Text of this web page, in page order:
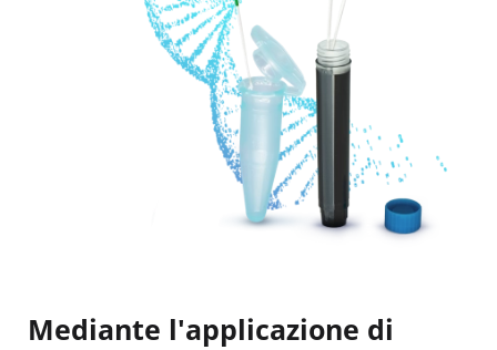
Mediante l'applicazione di